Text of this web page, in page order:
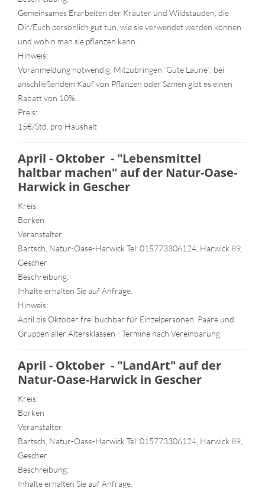
Gemeinsames Erarbeiten der Kräuter und Wildstauden, die
Dir/Euch persönlich gut tun, wie sie verwendet werden können
und wohin man sie pflanzen kann.
Hinweis:
Voranmeldung notwendig; Mitzubringen `Gute Laune`; bei
anschließendem Kauf von Pflanzen oder Samen gibt es einen
Rabatt von 10% .
Preis:
15€/Std. pro Haushalt
April - Oktober - "Lebensmittel
haltbar machen" auf der Natur-Oase-
Harwick in Gescher
Kreis:
Borken
Veranstalter:
Bartsch, Natur-Oase-Harwick Tel: 015773306124, Harwick 89,
Gescher
Beschreibung:
Inhalte erhalten Sie auf Anfrage.
Hinweis:
April bis Oktober frei buchbar für Einzelpersonen, Paare und
Gruppen aller Altersklassen - Termine nach Vereinbarung
April - Oktober - "LandArt" auf der
Natur-Oase-Harwick in Gescher
Kreis:
Borken
Veranstalter:
Bartsch, Natur-Oase-Harwick Tel: 015773306124, Harwick 89,
Gescher
Beschreibung:
Inhalte erhalten Sie auf Anfrage.